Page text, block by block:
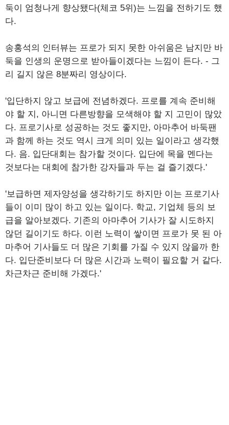
둑이 엄청나게 향상됐다(체코 5위)는 느낌을 전하기도 했
다.
송홍석의 인터뷰는 프로가 되지 못한 아쉬움은 남지만 바
둑을 인생의 운명으로 받아들이겠다는 느낌이 든다. - 그
리 길지 않은 8분짜리 영상이다.
'입단하지 않고 보급에 전념하겠다. 프로를 계속 준비해
야 할 지, 아니면 다른방향을 모색해야 할 지 고민이 많았
다. 프로기사로 성공하는 것도 좋지만, 아마추어 바둑팬
과 함께 하는 것도 역시 크게 의미 있는 일이라고 생각했
다. 음. 입단대회는 참가할 것이다. 입단에 목을 멘다는
것보다는 대회에 참가한 강자들과 두는 걸 즐기겠다.'
'보급하면 제자양성을 생각하기도 하지만 이는 프로기사
들이 이미 많이 하고 있는 일이다. 학교, 기업체 등의 보
급을 알아보겠다. 기존의 아마추어 기사가 잘 시도하지
않던 길이기도 하다. 이런 노력이 쌓이면 프로가 못 된 아
마추어 기사들도 더 많은 기회를 가질 수 있지 않을까 한
다. 입단준비보다 더 많은 시간과 노력이 필요할 거 같다.
차근차근 준비해 가겠다.'